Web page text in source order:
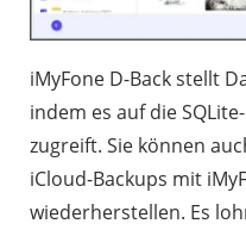
iMyFone D-Back stellt
indem es auf die
zugreift. Sie können
iCloud-Backups mit
wiederherstellen. Es